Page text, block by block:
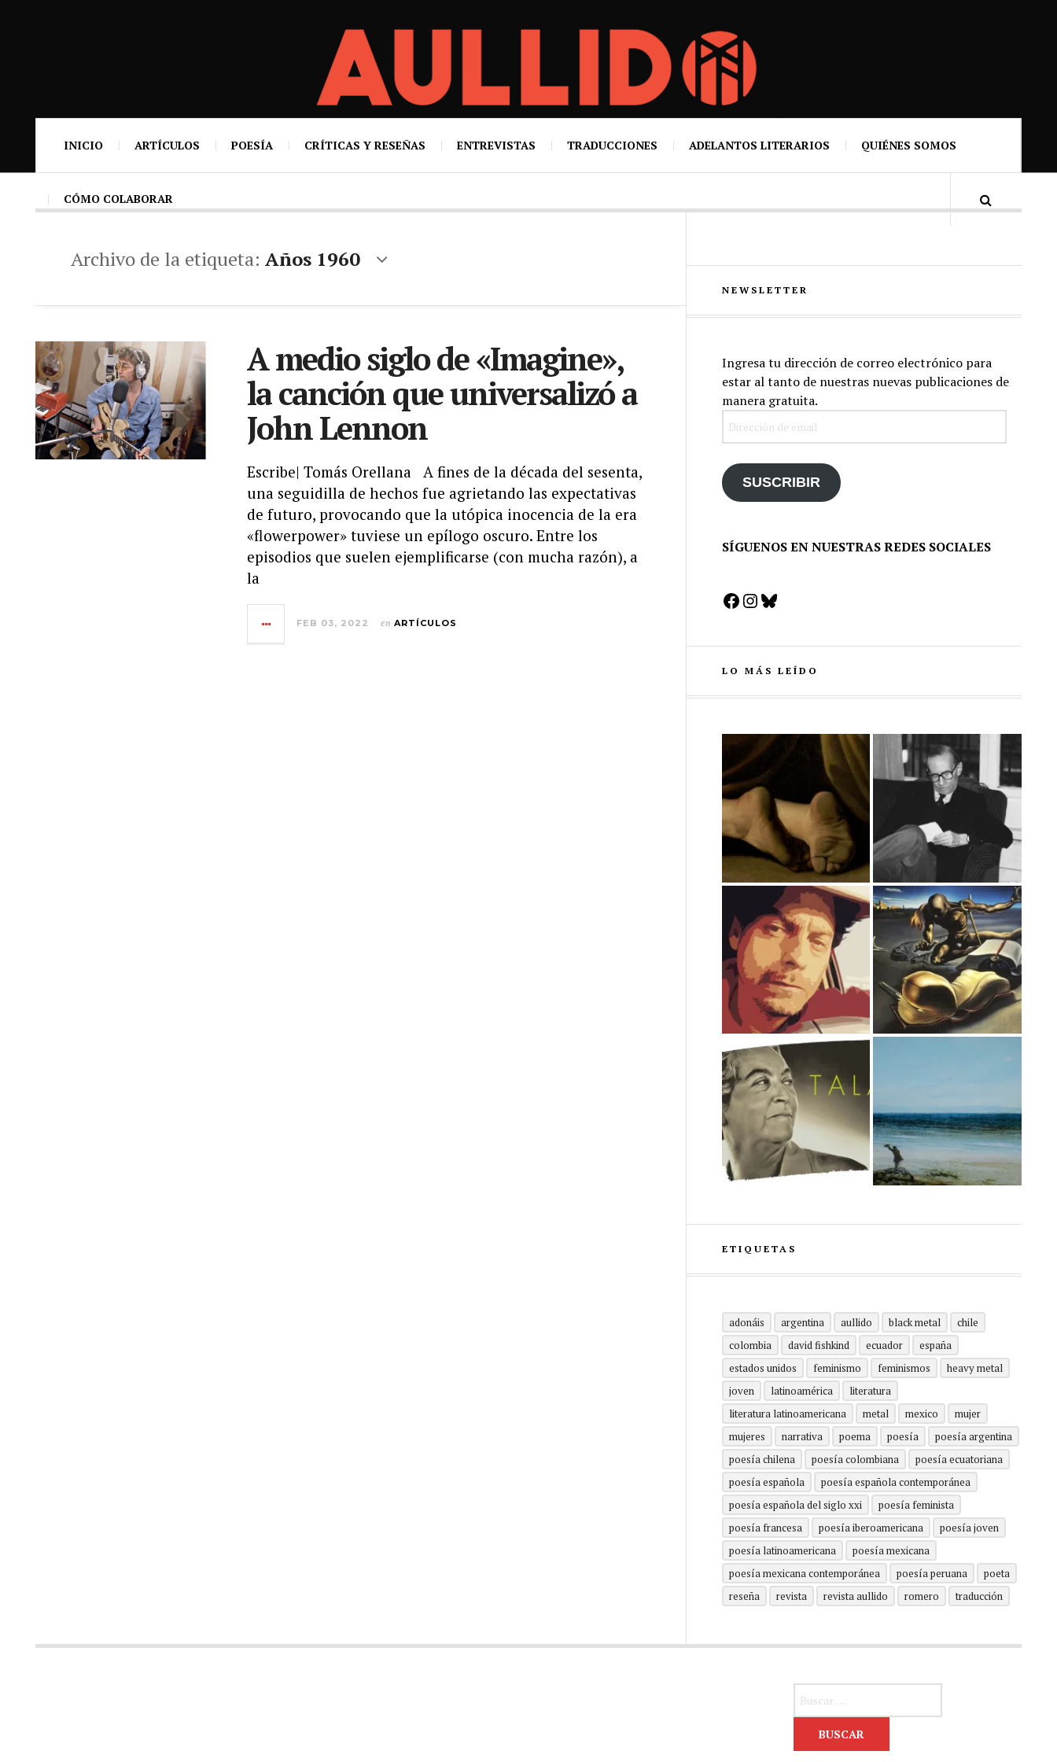
INICIO ARTÍCULOS POESÍA CRÍTICAS Y RESEÑAS ENTREVISTAS TRADUCCIONES ADELANTOS LITERARIOS QUIÉNES SOMOS
CÓMO COLABORAR
Archivo de la etiqueta: Años 1960
A medio siglo de «Imagine»,
la canción que universalizó a
John Lennon
Escribe| Tomás Orellana A fines de la década del sesenta,
una seguidilla de hechos fue agrietando las expectativas
de futuro, provocando que la utópica inocencia de la era
«flowerpower» tuviese un epílogo oscuro. Entre los
episodios que suelen ejemplificarse (con mucha razón), a
la
FEB 03, 2022 en ARTÍCULOS
NEWSLETTER
Ingresa tu dirección de correo electrónico para
estar al tanto de nuestras nuevas publicaciones de
manera gratuita.
SUSCRIBIR
SÍGUENOS EN NUESTRAS REDES SOCIALES
Facebook
Instagram
Bluesky
LO MÁS LEÍDO
ETIQUETAS
adonáis argentina aullido black metal
chile
colombia
david fishkind ecuador
españa
estados unidos
feminismo feminismos
heavy metal
joven
latinoamérica
literatura
literatura latinoamericana
metal mexico
mujer
mujeres
narrativa poema poesía
poesía argentina
poesía chilena
poesía colombiana
poesía ecuatoriana
poesía española
poesía española contemporánea
poesía española del siglo xxi
poesía feminista
poesía francesa
poesía iberoamericana
poesía joven
poesía latinoamericana
poesía mexicana
poesía mexicana contemporánea
poesía peruana
poeta
reseña
revista revista aullido romero traducción